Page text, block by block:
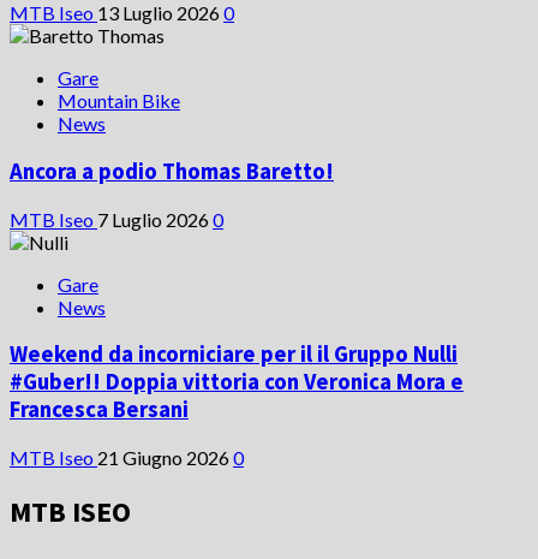
MTB Iseo 13 Luglio 20260
Gare
Mountain Bike
News
Ancora a podio Thomas Baretto!
MTB Iseo 7 Luglio 20260
Gare
News
Weekend da incorniciare per il il Gruppo Nulli
#Guber!! Doppia vittoria con Veronica Mora e
Francesca Bersani
MTB Iseo 21 Giugno 20260
MTB ISEO